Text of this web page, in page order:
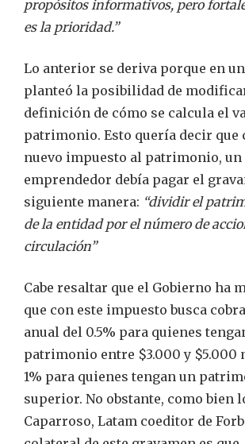
propósitos informativos, pero
es la prioridad.”
Lo anterior se deriva porque en
planteó la posibilidad de
definición de cómo se calcula el
patrimonio. Esto quería decir que
nuevo impuesto al patrimonio, un
emprendedor debía pagar el
siguiente manera: “dividir el
de la entidad por el número de
circulación”
Cabe resaltar que el Gobierno ha
que con este impuesto busca
anual del 0.5% para quienes
patrimonio entre $3.000 y $5.000
1% para quienes tengan un
superior. No obstante, como bien
Caparroso, Latam coeditor de